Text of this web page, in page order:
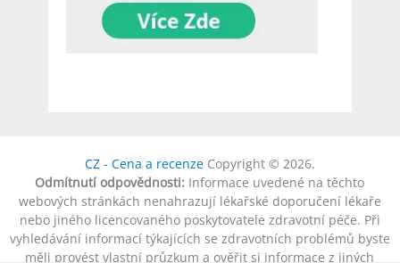
CZ - Cena a recenzeCopyright © 2026.
Odmítnutí odpovědnosti: Informace uvedené na těchto
webových stránkách nenahrazují lékařské doporučení lékaře
nebo jiného licencovaného poskytovatele zdravotní péče. Při
vyhledávání informací týkajících se zdravotních problémů byste
měli provést vlastní průzkum a ověřit si informace z jiných